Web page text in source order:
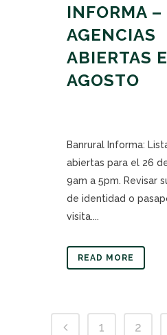
INFORMA –
AGENCIAS
ABIERTAS
AGOSTO
Banrural Informa:
abiertas para el 26
9am a 5pm. Revisar
de identidad o
visita....
READ MORE
1 2